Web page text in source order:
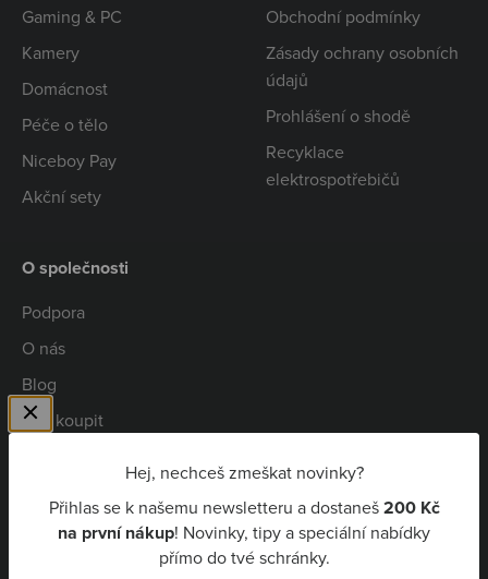
Hej, nechceš zmeškat novinky?
Přihlas se k našemu newsletteru a dostaneš200 Kč
na první nákup! Novinky, tipy a speciální nabídky
přímo do tvé schránky.
Gaming & PC
Kamery
Domácnost
Péče o tělo
Niceboy Pay
Akční sety
Obchodní podmínky
Zásady ochrany osobních
údajů
Prohlášení o shodě
Recyklace
elektrospotřebičů
O společnosti
Podpora
O nás
Blog
Kde koupit
Niceboy Pay